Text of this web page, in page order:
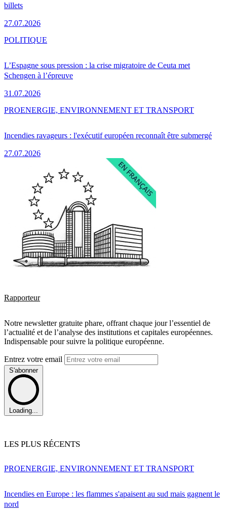
billets
27.07.2026
L’Espagne sous pression : la crise migratoire de Ceuta met
Schengen à l’épreuve
31.07.2026
POLITIQUE
Incendies ravageurs : l'exécutif européen reconnaît être submergé
27.07.2026
PROENERGIE, ENVIRONNEMENT ET TRANSPORT
Rapporteur
Notre newsletter gratuite phare, offrant chaque jour l’essentiel de
l’actualité et de l’analyse des institutions et capitales européennes.
Indispensable pour suivre la politique européenne.
Entrez votre email
S'abonner
Loading...
LES PLUS RÉCENTS
Incendies en Europe : les flammes s'apaisent au sud mais gagnent le
nord
PROENERGIE, ENVIRONNEMENT ET TRANSPORT